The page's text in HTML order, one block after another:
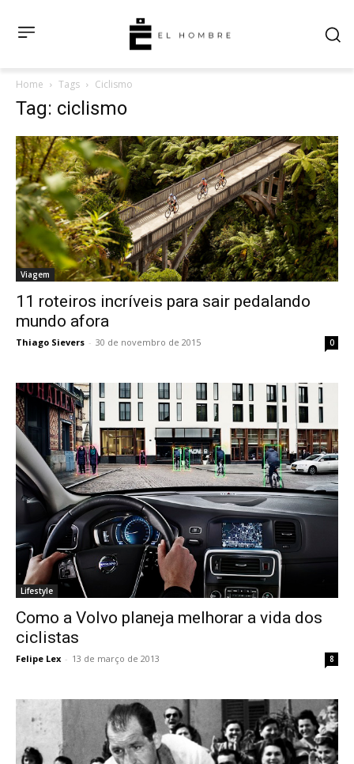
Home Tags Ciclismo
Tag: ciclismo
Viagem
11 roteiros incríveis para sair pedalando
mundo afora
Thiago Sievers - 30 de novembro de 2015 0
Lifestyle
Como a Volvo planeja melhorar a vida dos
ciclistas
Felipe Lex - 13 de março de 2013 8